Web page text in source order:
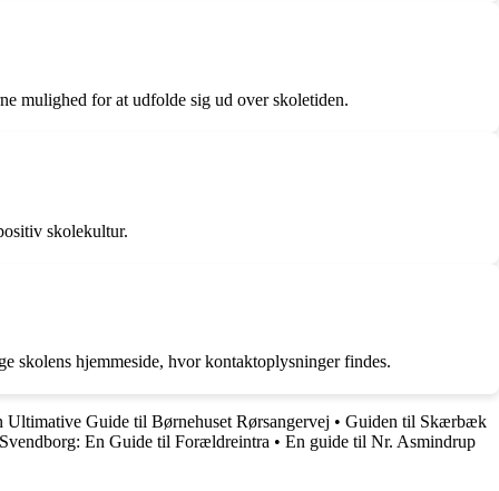
mulighed for at udfolde sig ud over skoletiden.
skolekultur.
skolens hjemmeside, hvor kontaktoplysninger findes.
Ultimative Guide til Børnehuset Rørsangervej • Guiden til Skærbæk
En Guide til Forældreintra • En guide til Nr. Asmindrup